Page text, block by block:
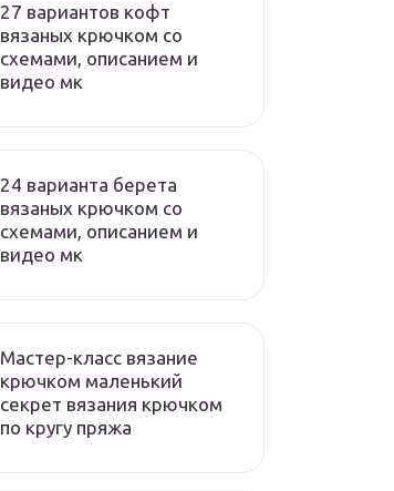
27 вариантов кофт
вязаных крючком со
схемами, описанием и
видео мк
24 варианта берета
вязаных крючком со
схемами, описанием и
видео мк
Мастер-класс вязание
крючком маленький
секрет вязания крючком
по кругу пряжа